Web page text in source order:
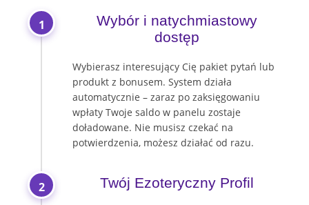
1
Wybór i natychmiastowy
dostęp
Wybierasz interesujący Cię pakiet pytań lub
produkt z bonusem. System działa
automatycznie – zaraz po zaksięgowaniu
wpłaty Twoje saldo w panelu zostaje
doładowane. Nie musisz czekać na
potwierdzenia, możesz działać od razu.
2 Twój Ezoteryczny Profil